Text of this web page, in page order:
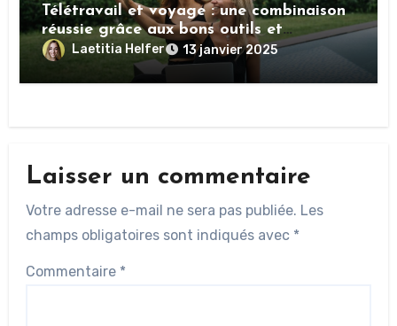
Télétravail et voyage : une combinaison
réussie grâce aux bons outils et
opportunités
Laetitia Helfer 13 janvier 2025
Laisser un commentaire
Votre adresse e-mail ne sera pas publiée. Les
champs obligatoires sont indiqués avec *
Commentaire *